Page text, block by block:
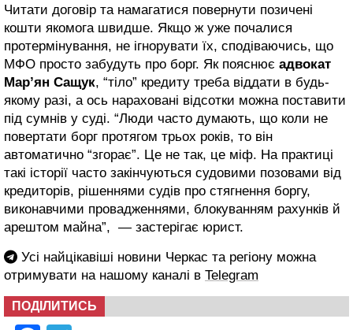
Читати договір та намагатися повернути позичені
кошти якомога швидше. Якщо ж уже почалися
протермінування, не ігнорувати їх, сподіваючись, що
МФО просто забудуть про борг. Як пояснює адвокат
Мар’ян Сащук, “тіло” кредиту треба віддати в будь-
якому разі, а ось нараховані відсотки можна поставити
під сумнів у суді. “Люди часто думають, що коли не
повертати борг протягом трьох років, то він
автоматично “згорає”. Це не так, це міф. На практиці
такі історії часто закінчуються судовими позовами від
кредиторів, рішеннями судів про стягнення боргу,
виконавчими провадженнями, блокуванням рахунків й
арештом майна”, — застерігає юрист.
Усі найцікавіші новини Черкас та регіону можна
отримувати на нашому каналі в Telegram
ПОДІЛИТИСЬ